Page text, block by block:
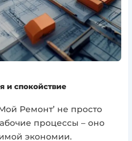
и спокойствие
Ремонт’ не просто
процессы – оно
экономии.